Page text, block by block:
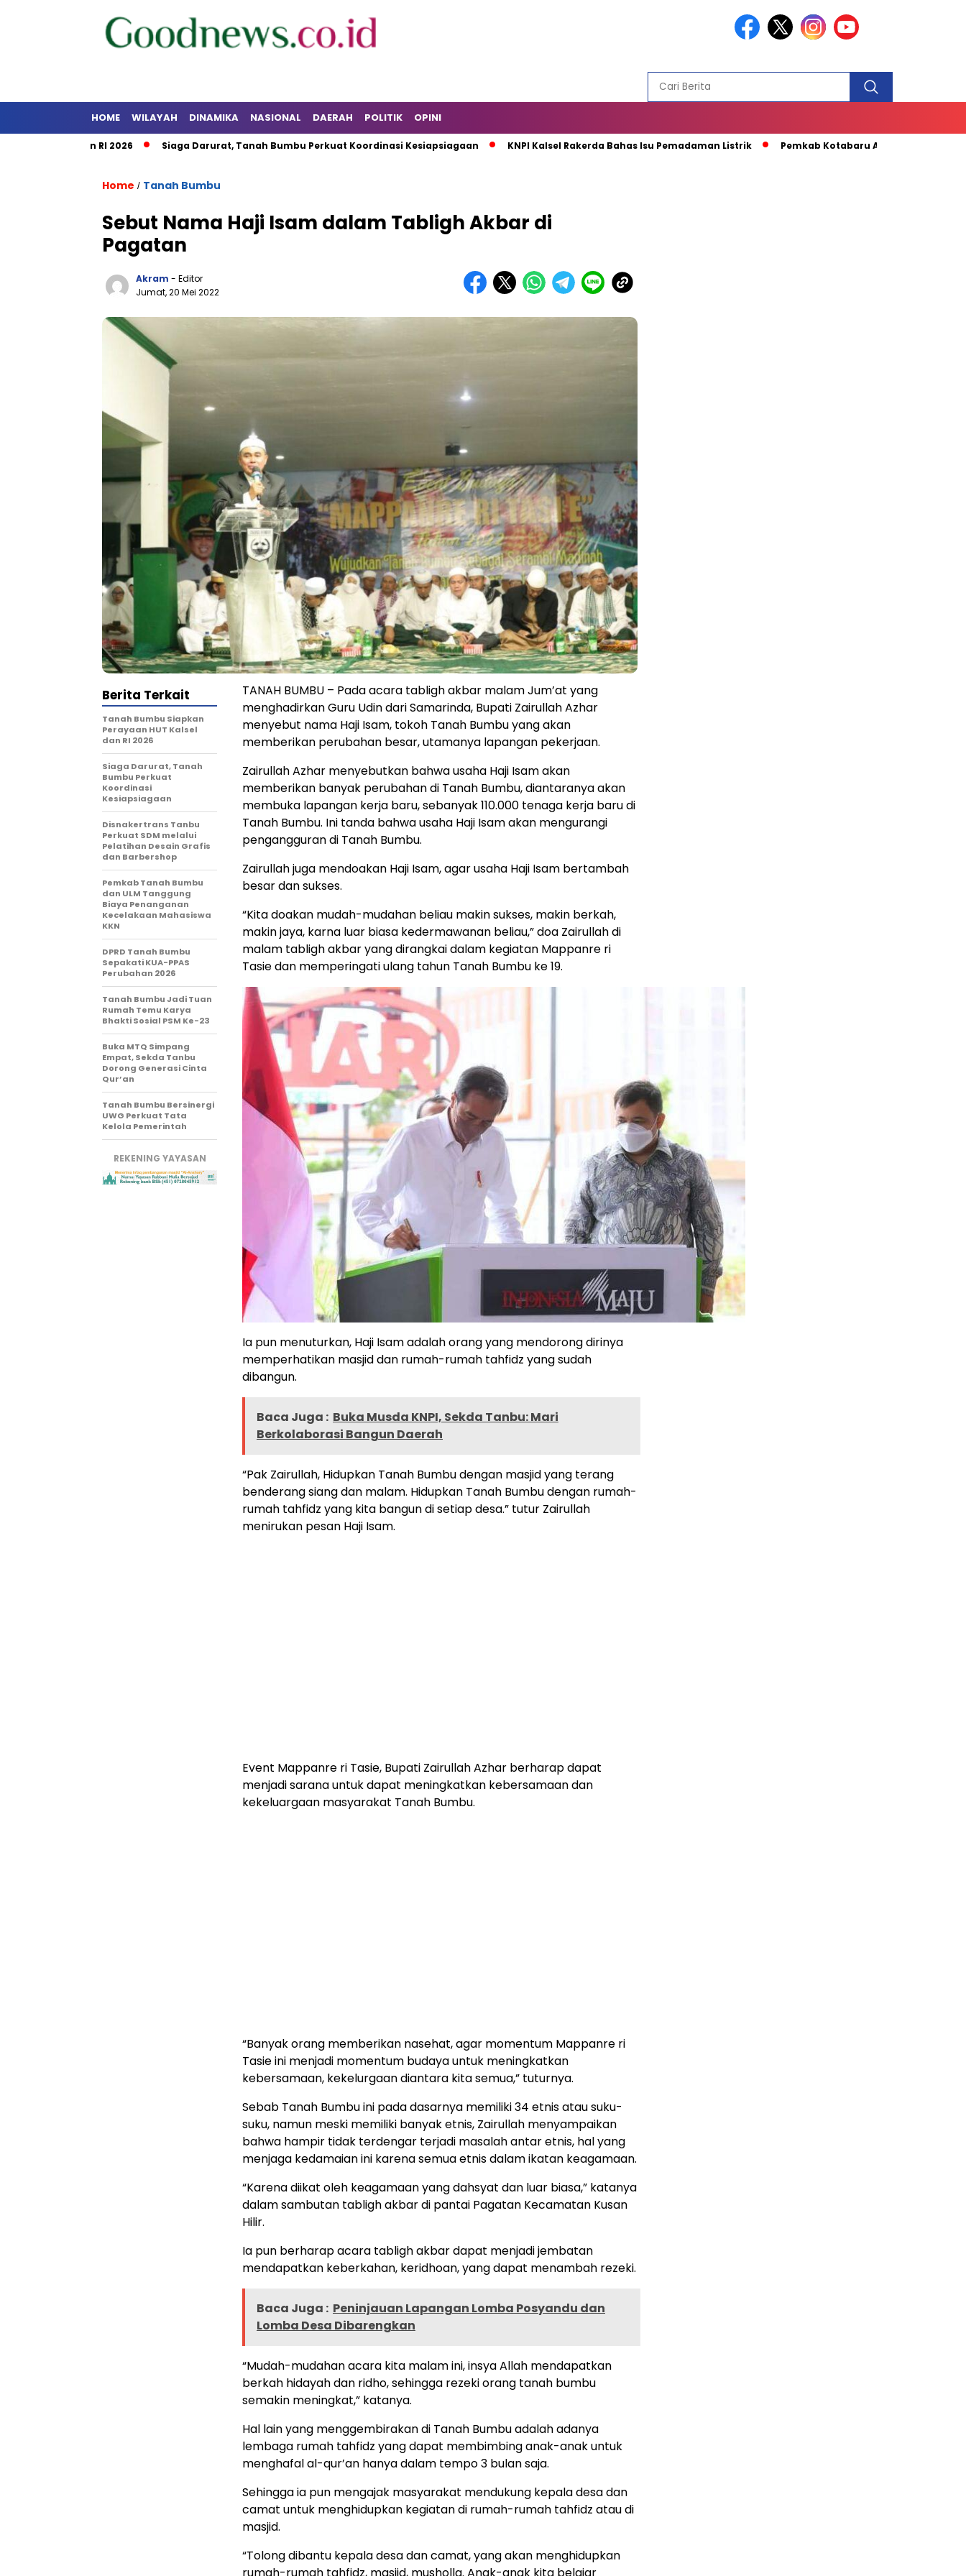
HOME WILAYAH DINAMIKA NASIONAL DAERAH POLITIK OPINI
dan RI 2026 Siaga Darurat, Tanah Bumbu Perkuat Koordinasi Kesiapsiagaan KNPI Kalsel Rakerda Bahas Isu Pemadaman Listrik Pemkab Kotabaru Apresiasi Kunjungan
Home / Tanah Bumbu
Sebut Nama Haji Isam dalam Tabligh Akbar di
Pagatan
Akram - Editor
Jumat, 20 Mei 2022
TANAH BUMBU – Pada acara tabligh akbar malam Jum’at yang
menghadirkan Guru Udin dari Samarinda, Bupati Zairullah Azhar
menyebut nama Haji Isam, tokoh Tanah Bumbu yang akan
memberikan perubahan besar, utamanya lapangan pekerjaan.
Zairullah Azhar menyebutkan bahwa usaha Haji Isam akan
memberikan banyak perubahan di Tanah Bumbu, diantaranya akan
membuka lapangan kerja baru, sebanyak 110.000 tenaga kerja baru di
Tanah Bumbu. Ini tanda bahwa usaha Haji Isam akan mengurangi
pengangguran di Tanah Bumbu.
Zairullah juga mendoakan Haji Isam, agar usaha Haji Isam bertambah
besar dan sukses.
“Kita doakan mudah-mudahan beliau makin sukses, makin berkah,
makin jaya, karna luar biasa kedermawanan beliau,” doa Zairullah di
malam tabligh akbar yang dirangkai dalam kegiatan Mappanre ri
Tasie dan memperingati ulang tahun Tanah Bumbu ke 19.
Ia pun menuturkan, Haji Isam adalah orang yang mendorong dirinya
memperhatikan masjid dan rumah-rumah tahfidz yang sudah
dibangun.
Baca Juga : Buka Musda KNPI, Sekda Tanbu: Mari
Berkolaborasi Bangun Daerah
“Pak Zairullah, Hidupkan Tanah Bumbu dengan masjid yang terang
benderang siang dan malam. Hidupkan Tanah Bumbu dengan rumah-
rumah tahfidz yang kita bangun di setiap desa.” tutur Zairullah
menirukan pesan Haji Isam.
Event Mappanre ri Tasie, Bupati Zairullah Azhar berharap dapat
menjadi sarana untuk dapat meningkatkan kebersamaan dan
kekeluargaan masyarakat Tanah Bumbu.
“Banyak orang memberikan nasehat, agar momentum Mappanre ri
Tasie ini menjadi momentum budaya untuk meningkatkan
kebersamaan, kekelurgaan diantara kita semua,” tuturnya.
Sebab Tanah Bumbu ini pada dasarnya memiliki 34 etnis atau suku-
suku, namun meski memiliki banyak etnis, Zairullah menyampaikan
bahwa hampir tidak terdengar terjadi masalah antar etnis, hal yang
menjaga kedamaian ini karena semua etnis dalam ikatan keagamaan.
“Karena diikat oleh keagamaan yang dahsyat dan luar biasa,” katanya
dalam sambutan tabligh akbar di pantai Pagatan Kecamatan Kusan
Hilir.
Ia pun berharap acara tabligh akbar dapat menjadi jembatan
mendapatkan keberkahan, keridhoan, yang dapat menambah rezeki.
Baca Juga : Peninjauan Lapangan Lomba Posyandu dan
Lomba Desa Dibarengkan
“Mudah-mudahan acara kita malam ini, insya Allah mendapatkan
berkah hidayah dan ridho, sehingga rezeki orang tanah bumbu
semakin meningkat,” katanya.
Hal lain yang menggembirakan di Tanah Bumbu adalah adanya
lembaga rumah tahfidz yang dapat membimbing anak-anak untuk
menghafal al-qur’an hanya dalam tempo 3 bulan saja.
Sehingga ia pun mengajak masyarakat mendukung kepala desa dan
camat untuk menghidupkan kegiatan di rumah-rumah tahfidz atau di
masjid.
“Tolong dibantu kepala desa dan camat, yang akan menghidupkan
Berita Terkait
Tanah Bumbu Siapkan
Perayaan HUT Kalsel
dan RI 2026
Siaga Darurat, Tanah
Bumbu Perkuat
Koordinasi
Kesiapsiagaan
Disnakertrans Tanbu
Perkuat SDM melalui
Pelatihan Desain Grafis
dan Barbershop
Pemkab Tanah Bumbu
dan ULM Tanggung
Biaya Penanganan
Kecelakaan Mahasiswa
KKN
DPRD Tanah Bumbu
Sepakati KUA-PPAS
Perubahan 2026
Tanah Bumbu Jadi Tuan
Rumah Temu Karya
Bhakti Sosial PSM Ke-23
Buka MTQ Simpang
Empat, Sekda Tanbu
Dorong Generasi Cinta
Qur’an
Tanah Bumbu Bersinergi
UWG Perkuat Tata
Kelola Pemerintah
REKENING YAYASAN